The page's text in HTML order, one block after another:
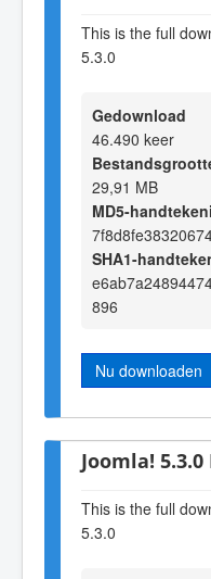
This is the full
5.3.0
Gedownload
46.490 keer
29,91 MB
MD5-
SHA1-
896
Nu downloaden
Joomla!
This is the full
5.3.0